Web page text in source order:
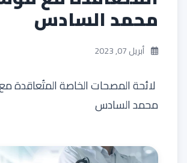
محمد السادس
أبريل 07, 2023
لائحة المصحات الخاصة
محمد السادس